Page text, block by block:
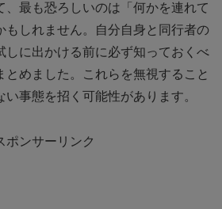
、最も恐ろしいのは「何かを連れて
もしれません。自分自身と同行者の
しに出かける前に必ず知っておくべ
とめました。これらを無視すること
事態を招く可能性があります。
ポンサーリンク